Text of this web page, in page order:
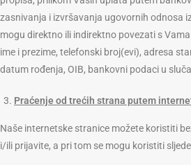
zasnivanja i izvršavanja ugovornih odnosa
mogu direktno ili indirektno povezati s
ime i prezime, telefonski broj(evi), adresa
datum rođenja, OIB, bankovni podaci u
Praćenje od trećih strana putem
Naše internetske stranice možete koristiti
i/ili prijavite, a pri tom se mogu koristiti